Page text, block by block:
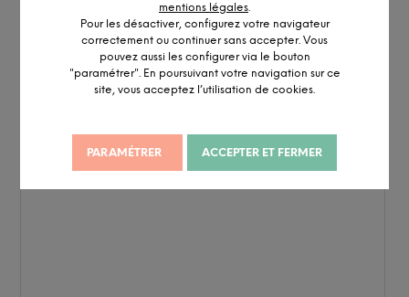
mentions légales.
Pour les désactiver, configurez votre navigateur
correctement ou continuer sans accepter. Vous
pouvez aussi les configurer via le bouton
"paramétrer". En poursuivant votre navigation sur ce
site, vous acceptez l’utilisation de cookies.
PARAMÉTRER ACCEPTER ET FERMER